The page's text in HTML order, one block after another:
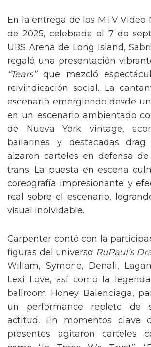
En la entrega de los MTV Video
de 2025, celebrada el 7 de
UBS Arena de Long Island,
regaló una presentación
“Tears”que mezcló
reivindicación social. La
escenario emergiendo desde
en un escenario ambientado
de Nueva York vintage,
bailarines y destacadas
alzaron carteles en defensa
trans. La puesta en escena
coreografía impresionante y
real sobre el escenario,
visual inolvidable.
Carpenter contó con la
figuras del universo RuPaul’s
Willam, Symone, Denali,
Lexi Love, así como la
ballroom Honey Balenciaga,
un performance repleto de
actitud. En momentos clave
presentes agitaron carteles